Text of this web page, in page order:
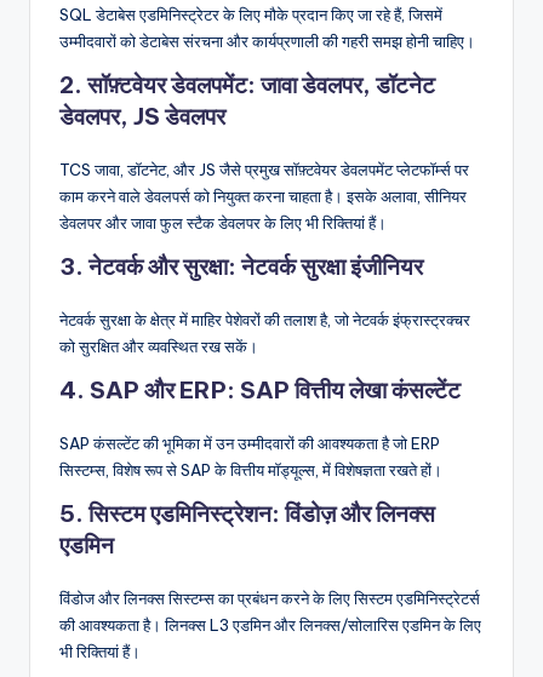
SQL डेटाबेस एडमिनिस्ट्रेटर के लिए मौके प्रदान किए जा रहे हैं, जिसमें
उम्मीदवारों को डेटाबेस संरचना और कार्यप्रणाली की गहरी समझ होनी चाहिए।
2. सॉफ़्टवेयर डेवलपमेंट: जावा डेवलपर, डॉटनेट
डेवलपर, JS डेवलपर
TCS जावा, डॉटनेट, और JS जैसे प्रमुख सॉफ़्टवेयर डेवलपमेंट प्लेटफॉर्म्स पर
काम करने वाले डेवलपर्स को नियुक्त करना चाहता है। इसके अलावा, सीनियर
डेवलपर और जावा फुल स्टैक डेवलपर के लिए भी रिक्तियां हैं।
3. नेटवर्क और सुरक्षा: नेटवर्क सुरक्षा इंजीनियर
नेटवर्क सुरक्षा के क्षेत्र में माहिर पेशेवरों की तलाश है, जो नेटवर्क इंफ्रास्ट्रक्चर
को सुरक्षित और व्यवस्थित रख सकें।
4. SAP और ERP: SAP वित्तीय लेखा कंसल्टेंट
SAP कंसल्टेंट की भूमिका में उन उम्मीदवारों की आवश्यकता है जो ERP
सिस्टम्स, विशेष रूप से SAP के वित्तीय मॉड्यूल्स, में विशेषज्ञता रखते हों।
5. सिस्टम एडमिनिस्ट्रेशन: विंडोज़ और लिनक्स
एडमिन
विंडोज और लिनक्स सिस्टम्स का प्रबंधन करने के लिए सिस्टम एडमिनिस्ट्रेटर्स
की आवश्यकता है। लिनक्स L3 एडमिन और लिनक्स/सोलारिस एडमिन के लिए
भी रिक्तियां हैं।